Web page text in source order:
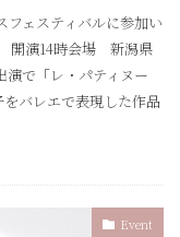
ェスティバルに参加い
開演14時会場 新潟県
で「レ・パティヌー
バレエで表現した作品
Event